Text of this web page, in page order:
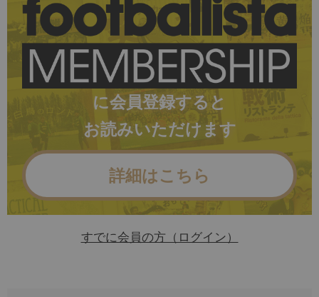
に会員登録すると
お読みいただけます
詳細はこちら
すでに会員の方（ログイン）